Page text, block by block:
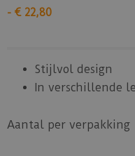
- € 22,80
Stijlvol design
In verschillende
Aantal per verpakking